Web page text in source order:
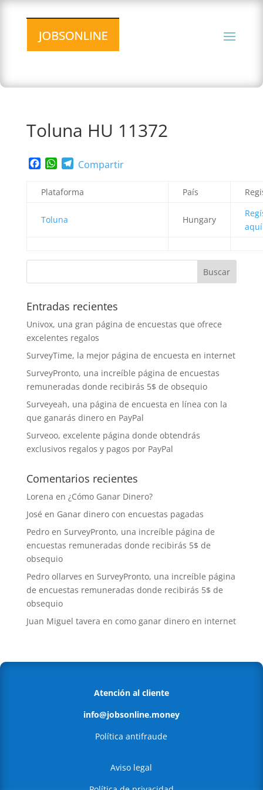
Toluna HU 11372
Facebook
WhatsApp
Telegram
Compartir
Plataforma País
Toluna Hungary
aquí
Entradas recientes
Univox, una gran página de encuestas que ofrece
excelentes regalos
SurveyTime, la mejor página de encuesta en internet
SurveyPronto, una increíble página de encuestas
remuneradas donde recibirás 5$ de obsequio
Surveyeah, una página de encuesta en línea con la
que ganarás dinero en PayPal
Surveoo, excelente página donde obtendrás
exclusivos regalos y pagos por PayPal
Comentarios recientes
Lorena en ¿Cómo Ganar Dinero?
José en Ganar dinero con encuestas pagadas
Pedroen SurveyPronto, una increíble página de
encuestas remuneradas donde recibirás 5$ de
obsequio
Pedro ollarves en SurveyPronto, una increíble página
de encuestas remuneradas donde recibirás 5$ de
obsequio
Juan Miguel tavera en como ganar dinero en internet
Atención al cliente
info@jobsonline.money
Política antifraude
Aviso legal